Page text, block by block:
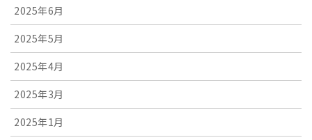
2025年6月
2025年5月
2025年4月
2025年3月
2025年1月